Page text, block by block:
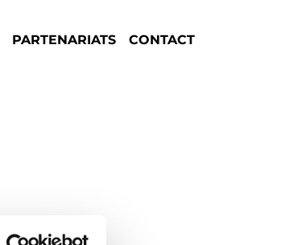
PARTENARIATS CONTACT